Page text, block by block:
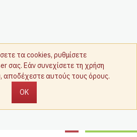
τα cookies, ρυθμίσετε
σας. Εάν συνεχίσετε τη χρήση
αποδέχεστε αυτούς τους όρους.
OK